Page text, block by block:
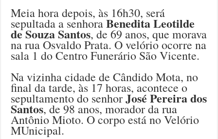
Meia hora depois, às 16h30, será
sepultada a senhoraBenedita Leotilde
de Souza Santos, de 69 anos, que morava
na rua Osvaldo Prata. O velório ocorre na
sala 1 do Centro Funerário São Vicente.
Na vizinha cidade de Cândido Mota, no
final da tarde, às 17 horas, acontece o
sepultamento do senhorJosé Pereira dos
Santos, de 98 anos, morador da rua
Antônio Mioto. O corpo está no Velório
MUnicipal.